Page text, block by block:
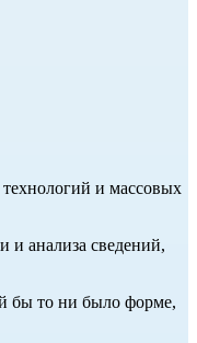
и массовых
и анализа сведений,
бы то ни было форме,